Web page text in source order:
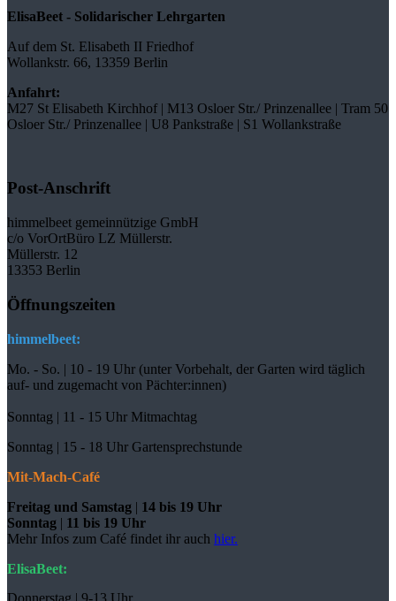
ElisaBeet - Solidarischer Lehrgarten
Auf dem St. Elisabeth II Friedhof
Wollankstr. 66, 13359 Berlin
Anfahrt:
M27 St Elisabeth Kirchhof | M13 Osloer Str./ Prinzenallee | Tram 50
Osloer Str./ Prinzenallee | U8 Pankstraße | S1 Wollankstraße
Post-Anschrift
himmelbeet gemeinnützige GmbH
c/o VorOrtBüro LZ Müllerstr.
Müllerstr. 12
13353 Berlin
Öffnungszeiten
himmelbeet:
Mo. - So. | 10 - 19 Uhr (unter Vorbehalt, der Garten wird täglich
auf- und zugemacht von Pächter:innen)
Sonntag | 11 - 15 Uhr Mitmachtag
Sonntag | 15 - 18 Uhr Gartensprechstunde
Mit-Mach-Café
Freitag und Samstag | 14 bis 19 Uhr
Sonntag | 11 bis 19 Uhr
Mehr Infos zum Café findet ihr auch hier.
ElisaBeet:
Donnerstag | 9-13 Uhr